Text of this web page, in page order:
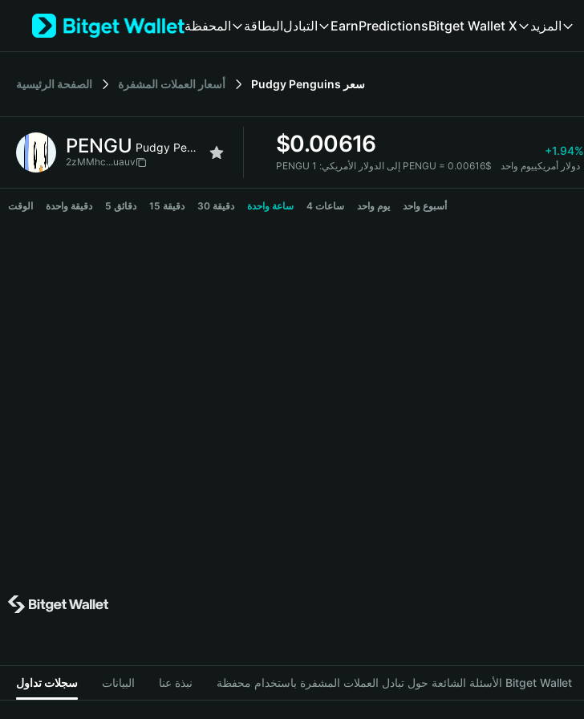
Tiếng Việt
Español (Latinoamérica)
Français
Deutsch
繁體中文
المحفظة البطاقةالتبادل EarnPredictionsBitget Wallet X المزيد
الصفحة الرئيسية أسعار العملات المشفرة Pudgy Penguins سعر
PENGU Pudgy Penguins
2zMMhc...uauv
$0.00616 +1.94%
PENGU إلى الدولار الأمريكي: 1 PENGU = 0.00616$ دولار أمريكييوم واحد
PENGU Price Chart
الوقت دقيقة واحدة 5 دقائق 15 دقيقة 30 دقيقة ساعة واحدة 4 ساعات يوم واحد أسبوع واحد
سجلات تداول البيانات نبذة عنا الأسئلة الشائعة حول تبادل العملات المشفرة باستخدام محفظة Bitget Wallet